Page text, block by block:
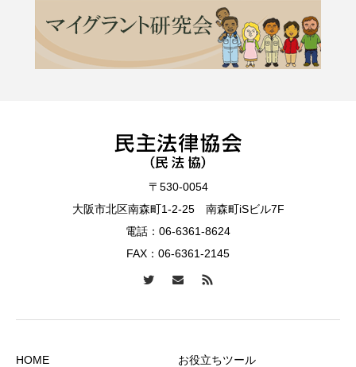
〒530-0054
大阪市北区南森町1-2-25 南森町iSビル7F
電話： 06-6361-8624
FAX：06-6361-2145
HOME お役立ちツール